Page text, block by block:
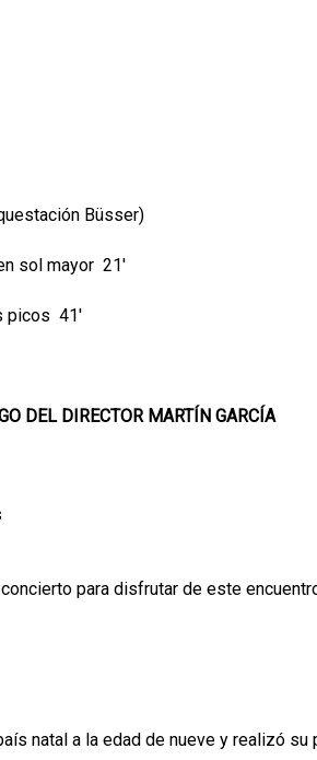
Büsser)
sol mayor 21'
picos 41'
DEL DIRECTOR MARTÍN GARCÍA
para disfrutar de este
natal a la edad de nueve y realizó